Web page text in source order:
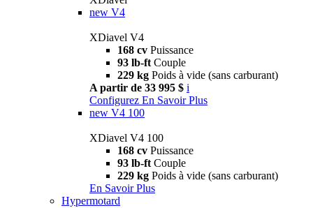
new V4
XDiavel V4
168 cv Puissance
93 lb-ft Couple
229 kg Poids à vide (sans carburant)
A partir de 33 995 $ i
Configurez En Savoir Plus
new V4 100
XDiavel V4 100
168 cv Puissance
93 lb-ft Couple
229 kg Poids à vide (sans carburant)
En Savoir Plus
Hypermotard